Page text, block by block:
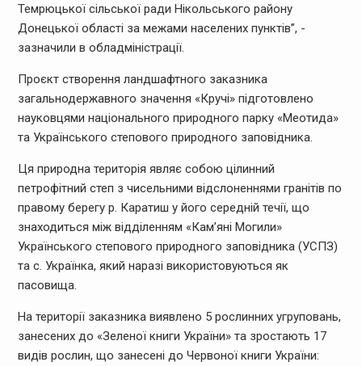
Темрюцької сільської ради Нікольського району
Донецької області за межами населених пунктів”, -
зазначили в обладміністрації.
Проєкт створення ландшафтного заказника
загальнодержавного значення «Кручі» підготовлено
науковцями національного природного парку «Меотида»
та Українського степового природного заповідника.
Ця природна територія являє собою цілинний
петрофітний степ з чисельними відслоненнями гранітів по
правому берегу р. Каратиш у його середній течії, що
знаходиться між відділенням «Кам’яні Могили»
Українського степового природного заповідника (УСПЗ)
та с. Українка, який наразі використовуються як
пасовища.
На території заказника виявлено 5 рослинних угруповань,
занесених до «Зеленої книги України» та зростають 17
видів рослин, що занесені до Червоної книги України: